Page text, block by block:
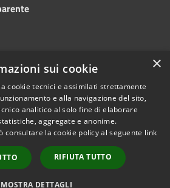
Copyright © 2026 • Comune di
Solofra • Powered by
Municipium•
Accesso
redazione
×
sui cookie
cookie tecnici e assimilati strettamente
e alla navigazione del sito,
analitico al solo fine di elaborare
aggregate e anonime.
consultare la cookie policy al seguente link
RIFIUTA TUTTO
MOSTRA DETTAGLI